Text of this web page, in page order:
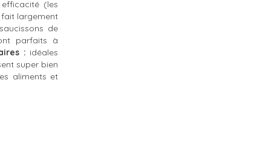
(les
largement
de
parfaits à
: idéales
super bien
aliments et